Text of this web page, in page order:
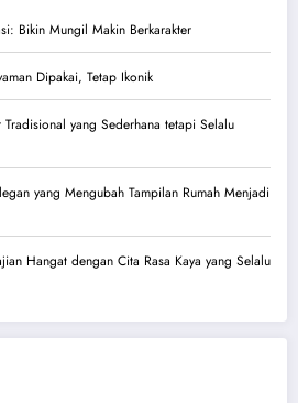
Bikin Mungil Makin Berkarakter
Dipakai, Tetap Ikonik
yang Sederhana tetapi Selalu
yang Mengubah Tampilan Rumah Menjadi
Hangat dengan Cita Rasa Kaya yang Selalu